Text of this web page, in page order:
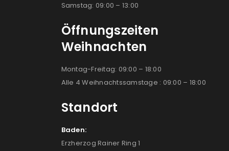
Samstag: 09:00 – 13:00
Öffnungszeiten
Weihnachten
Montag-Freitag: 09:00 – 18:00
Alle 4 Weihnachtssamstage : 09:00 – 18:00
Standort
Baden:
Erzherzog Rainer Ring 1